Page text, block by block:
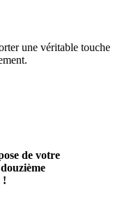
une véritable touche
de votre
!